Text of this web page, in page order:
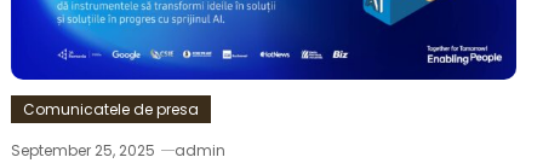
Comunicatele de presa
September 25, 2025
admin